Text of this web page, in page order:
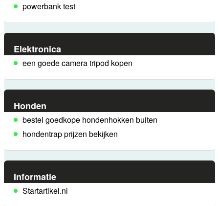
powerbank test
Elektronica
een goede camera tripod kopen
Honden
bestel goedkope hondenhokken buiten
hondentrap prijzen bekijken
Informatie
Startartikel.nl